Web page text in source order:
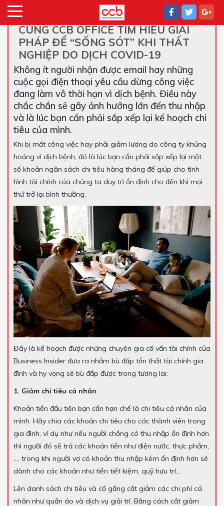
CÙNG CCB OFFICE TÌM HIỂU GIẢI
PHÁP ĐỂ “SỐNG SÓT” KHI THẤT
NGHIỆP DO DỊCH COVID-19
Không ít người nhận được email hay những
cuộc gọi điện thoại yêu cầu dừng công việc
đang làm vô thời hạn vì dịch bệnh. Điều này
chắc chắn sẽ gây ảnh hưởng lớn đến thu nhập
và là lúc bạn cần phải sắp xếp lại kế hoạch chi
tiêu của mình.
Khi bị mất công việc hay phải giảm lương do công ty khủng
hoảng vì dịch bệnh, đó là lúc bạn cần phải sắp xếp lại một
số khoản ngân sách chi tiêu hàng tháng để giúp cho tình
hình tài chính của chúng ta duy trì ổn định cho đến khi mọi
thứ trở lại bình thường.
Đây là kế hoạch được những chuyên gia cố vấn tài chính của
Business Insider đưa ra nhắm bù đắp tổn thất tài chính gia
đình và hy vọng sẽ bù đắp được trong tương lai:
1. Giảm chi tiêu cá nhân
Khoản tiền đầu tiên bạn cần hạn chế là chi tiêu cá nhân của
mình. Hãy chia các khoản chi tiêu cho các thành viên trong
gia đình, ví dụ như nếu người chồng có thu nhập ổn định hơn
thì người đó sẽ trả các khoản tiền như điện nước, thực phẩm,
…, trong khi người vợ có khoản thu nhập kém ổn định hơn sẽ
dành cho các khoản như tiền tiết kiệm, quỹ hưu trí,…
Lên danh sách chi tiêu và cố gắng cắt giảm các chi phí cá
nhân như quần áo và dịch vụ giải trí. Bằng cách cắt giảm